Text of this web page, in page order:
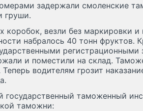
задержали смоленские
груши.
коробок, везли без маркировки и
набралось 40 тонн фруктов.
регистрационными
и поместили на склад.
водителям грозит
государственный таможенный
таможни: